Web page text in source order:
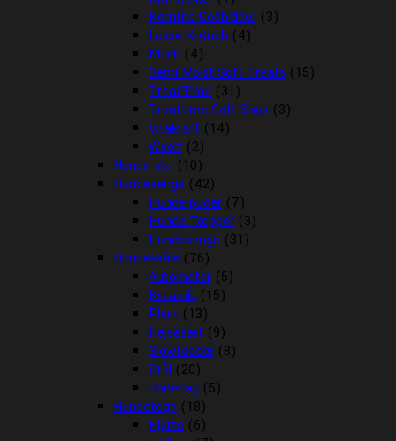
Kornfrie Godbidder (3)
Lakse Krønch (4)
Mush (4)
Semi Moist Soft Treats (15)
TreatTime (31)
Treattime Soft Snak (3)
Vitakraft (14)
Woolf (2)
Hunde sko (10)
Hundesenge (42)
Hunde puder (7)
Hunde Tæpper (3)
Hundesenge (31)
Hundeskåle (76)
Automater (5)
Keramik (15)
Plast (13)
Rejsesæt (9)
Slowfeeder (8)
Stål (20)
Underlag (5)
Hundetegn (18)
Hjerte (6)